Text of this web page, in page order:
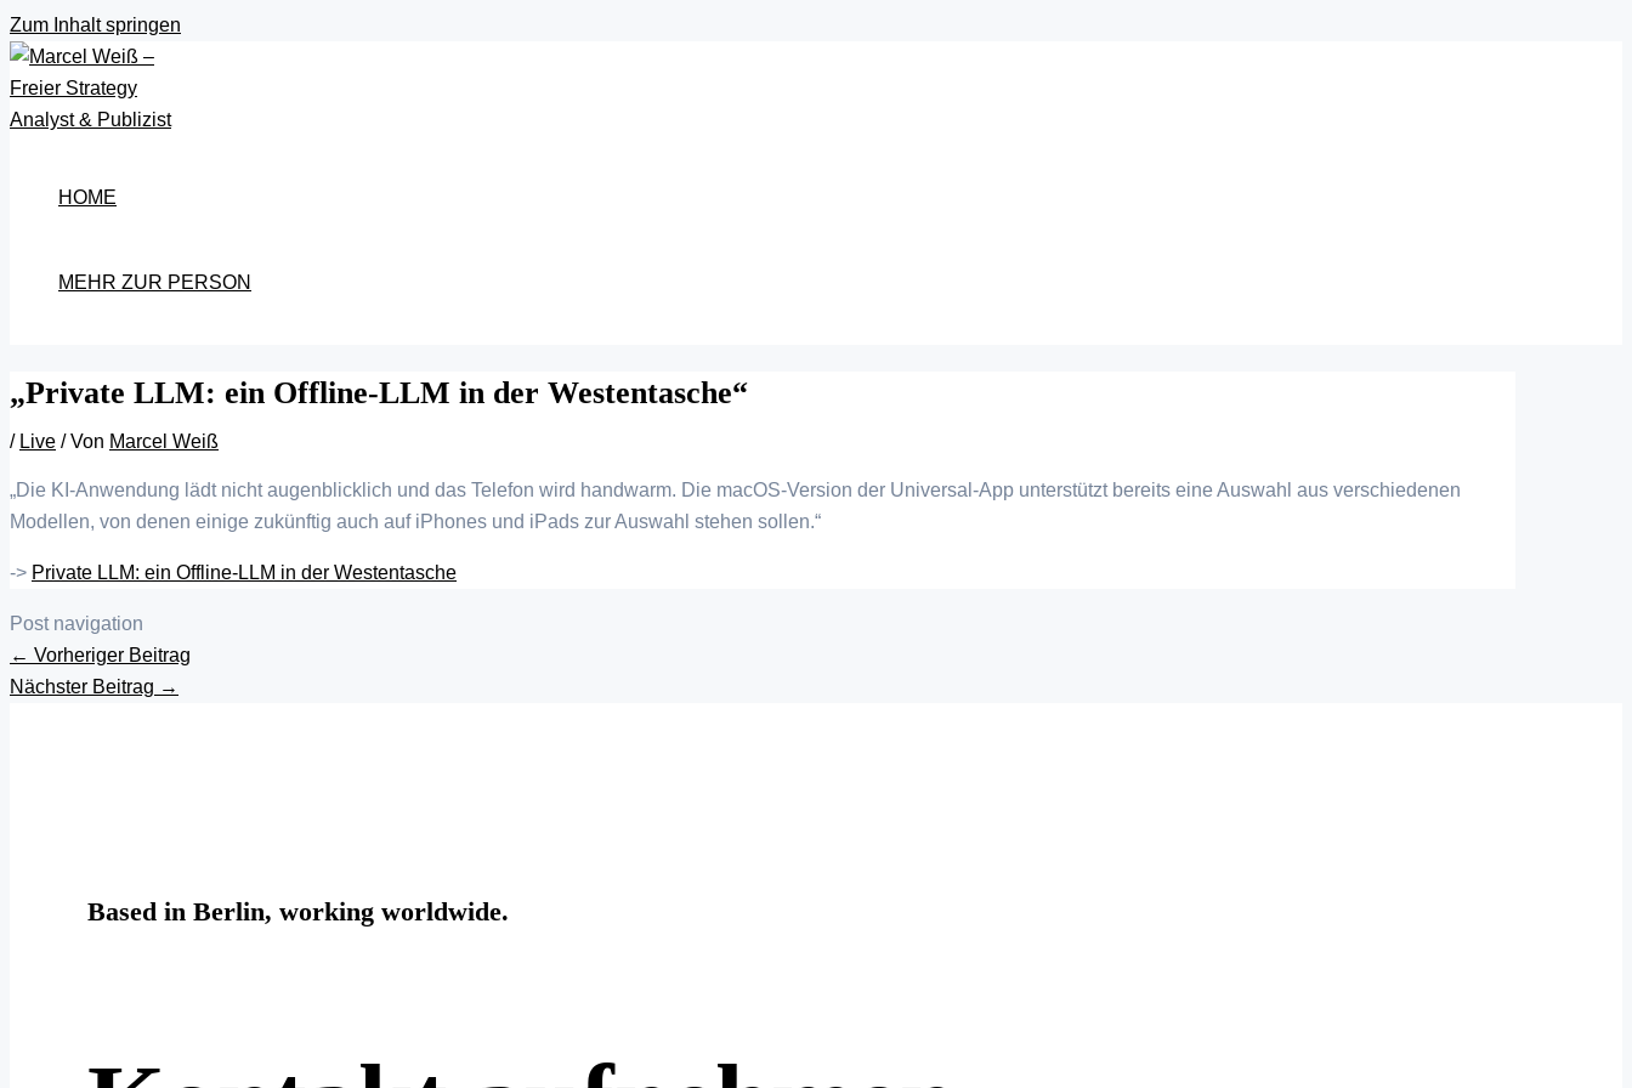
Zum Inhalt springen
HOME
MEHR ZUR PERSON
„Private LLM: ein Offline-LLM in der Westentasche“
/ Live / Von Marcel Weiß
„Die KI-Anwendung lädt nicht augenblicklich und das Telefon wird handwarm. Die macOS-Version der Universal-App unterstützt bereits eine Auswahl aus verschiedenen
Modellen, von denen einige zukünftig auch auf iPhones und iPads zur Auswahl stehen sollen.“
-> Private LLM: ein Offline-LLM in der Westentasche
Post navigation
← Vorheriger Beitrag
Nächster Beitrag →
Based in Berlin, working worldwide.